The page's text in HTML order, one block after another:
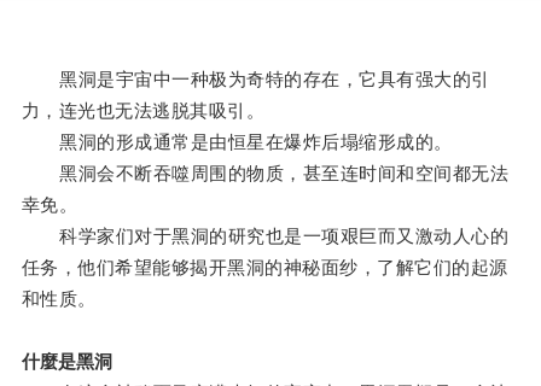
黑洞是宇宙中一种极为奇特的存在，它具有强大的引
力，连光也无法逃脱其吸引。
黑洞的形成通常是由恒星在爆炸后塌缩形成的。
黑洞会不断吞噬周围的物质，甚至连时间和空间都无法
幸免。
科学家们对于黑洞的研究也是一项艰巨而又激动人心的
任务，他们希望能够揭开黑洞的神秘面纱，了解它们的起源
和性质。
什麼是黑洞